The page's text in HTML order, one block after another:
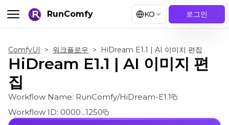
RunComfy KO 로그인
ComfyUI > 워크플로우 > HiDream E1.1 | AI 이미지 편집
HiDream E1.1 | AI 이미지 편
집
Workflow Name: RunComfy/HiDream-E1.1
Workflow ID: 0000...1250